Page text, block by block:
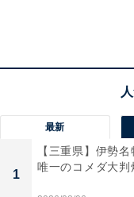
最新
1
【三重県】伊勢
唯一のコメダ大